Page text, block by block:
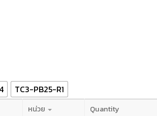
TC3-PB25-R1
หน่วย Quantity